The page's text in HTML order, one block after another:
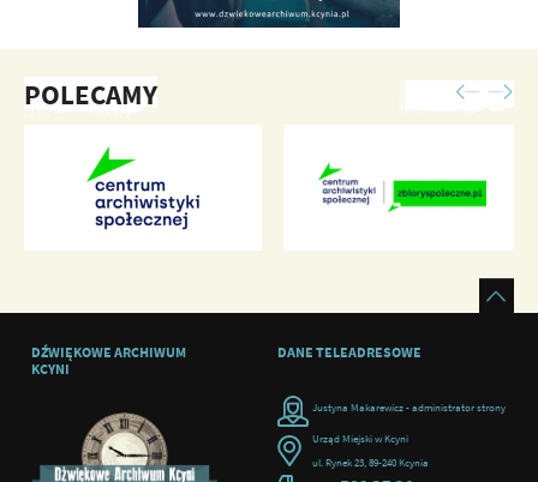
POLECAMY
DŹWIĘKOWE ARCHIWUM
KCYNI
DANE TELEADRESOWE
Justyna Makarewicz - administrator strony
Urząd Miejski w Kcyni
ul. Rynek 23, 89-240 Kcynia